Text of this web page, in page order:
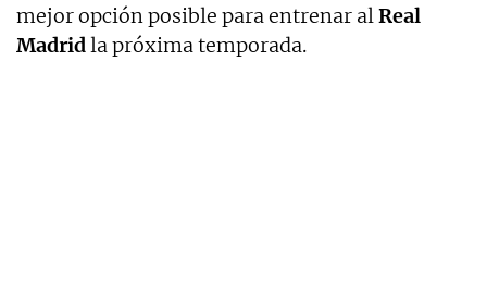
mejor opción posible para entrenar alReal
Madridla próxima temporada.